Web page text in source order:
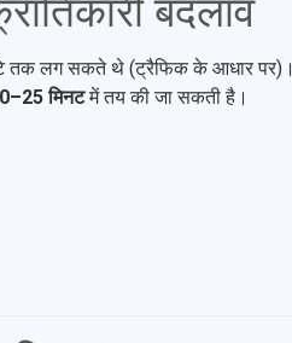
बदलाव
तक लग सकते थे (ट्रैफिक के आधार पर)।
मिनटमें तय की जा सकती है।